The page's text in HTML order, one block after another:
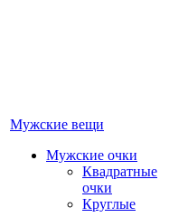
Мужские вещи
Мужские очки
Квадратные
очки
Круглые